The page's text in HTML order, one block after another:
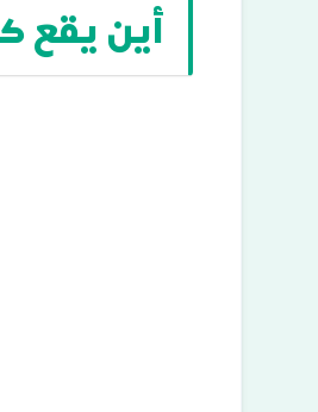
أين يقع